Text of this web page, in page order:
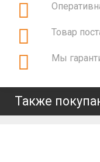
Товар
Мы
Также